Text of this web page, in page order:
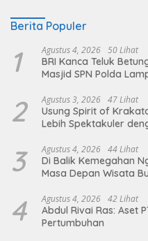
Berita Populer
1 Agustus 4, 2026 50 Lihat
BRI Kanca Teluk
Masjid SPN Polda
2 Agustus 3, 2026 47 Lihat
Usung Spirit of
Lebih Spektakuler
3 Agustus 4, 2026 44 Lihat
Di Balik Kemegahan
Masa Depan Wisata
4 Agustus 4, 2026 42 Lihat
Abdul Rivai Ras: Aset
Pertumbuhan